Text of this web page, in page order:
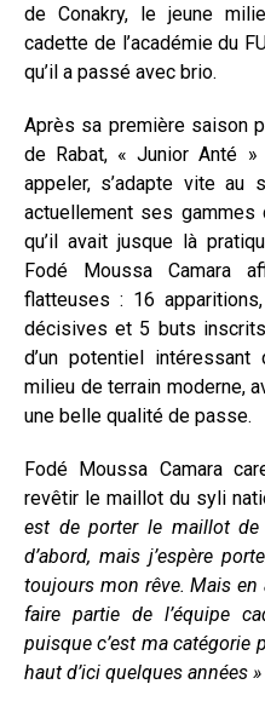
de Conakry, le jeune
cadette de l’académie du
qu’il a passé avec brio.
Après sa première saison
de Rabat, « Junior Anté
appeler, s’adapte vite
actuellement ses
qu’il avait jusque là
Fodé Moussa Camara
flatteuses : 16
décisives et 5 buts
d’un potentiel
milieu de terrain moderne,
une belle qualité de passe.
Fodé Moussa Camara
revêtir le maillot du syli
est de porter le maillot
d’abord, mais j’espère
toujours mon rêve. Mais
faire partie de l’équipe
puisque c’est ma catégorie
haut d’ici quelques années »